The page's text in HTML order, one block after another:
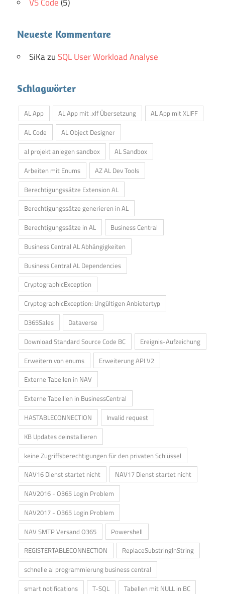
Neueste Kommentare
SiKazuSQL User Workload Analyse
Schlagwörter
AL App AL App mit .xlf Übersetzung
AL App mit XLIFF
AL Code
AL Object Designer
al projekt anlegen sandbox
AL Sandbox
Arbeiten mit Enums
AZ AL Dev Tools
Berechtigungssätze Extension AL
Berechtigungssätze generieren in AL
Berechtigungssätze in AL
Business Central
Business Central AL Abhängigkeiten
Business Central AL Dependencies
CryptographicException
CryptographicException: Ungültigen Anbietertyp
D365Sales
Dataverse
Download Standard Source Code BC
Ereignis-Aufzeichung
Erweitern von enums
Erweiterung API V2
Externe Tabellen in NAV
Externe Tabelllen in BusinessCentral
HASTABLECONNECTION
Invalid request
KB Updates deinstallieren
keine Zugriffsberechtigungen für den privaten Schlüssel
NAV16 Dienst startet nicht
NAV17 Dienst startet nicht
NAV2016 - O365 Login Problem
NAV2017 - O365 Login Problem
NAV SMTP Versand O365
Powershell
REGISTERTABLECONNECTION
ReplaceSubstringInString
schnelle al programmierung business central
smart notifications
T-SQL
Tabellen mit NULL in BC